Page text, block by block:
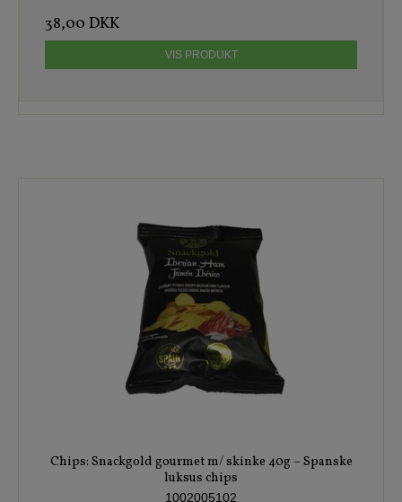
38,00 DKK
VIS PRODUKT
Chips: Snackgold gourmet m/ skinke 40g – Spanske
luksus chips
1002005102